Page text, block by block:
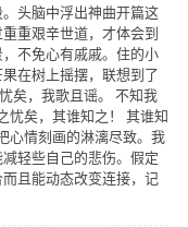
头脑中浮出神曲开篇这
重艰辛世道，才体会到
不免心有戚戚。住的小
在树上摇摆，联想到了
矣，我歌且谣。 不知我
忧矣，其谁知之！ 其谁知
心情刻画的淋漓尽致。我
轻些自己的悲伤。假定
且能动态改变连接，记